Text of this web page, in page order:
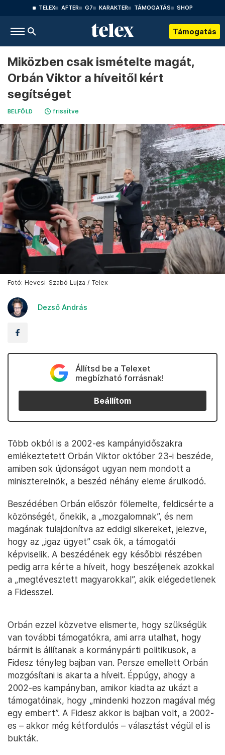
TELEX AFTER G7 KARAKTER TÁMOGATÁS SHOP
Támogatás
Miközben csak ismételte magát,
Orbán Viktor a híveitől kért
segítséget
BELFÖLD frissítve
Fotó: Hevesi-Szabó Lujza / Telex
Dezső András
Állítsd be a Telexet
megbízható forrásnak!
Beállítom
Több okból is a 2002-es kampányidőszakra
emlékeztetett Orbán Viktor október 23-i beszéde,
amiben sok újdonságot ugyan nem mondott a
miniszterelnök, a beszéd néhány eleme árulkodó.
Beszédében Orbán először fölemelte, feldicsérte a
közönségét, őnekik, a „mozgalomnak”, és nem
magának tulajdonítva az eddigi sikereket, jelezve,
hogy az „igaz ügyet” csak ők, a támogatói
képviselik. A beszédének egy későbbi részében
pedig arra kérte a híveit, hogy beszéljenek azokkal
a „megtévesztett magyarokkal”, akik elégedetlenek
a Fidesszel.
Orbán ezzel közvetve elismerte, hogy szükségük
van további támogatókra, ami arra utalhat, hogy
bármit is állítanak a kormánypárti politikusok, a
Fidesz tényleg bajban van. Persze emellett Orbán
mozgósítani is akarta a híveit. Éppúgy, ahogy a
2002-es kampányban, amikor kiadta az ukázt a
támogatóinak, hogy „mindenki hozzon magával még
egy embert”. A Fidesz akkor is bajban volt, a 2002-
es – akkor még kétfordulós – választást végül el is
bukták.